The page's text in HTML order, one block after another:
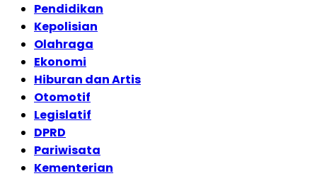
Pendidikan
Kepolisian
Olahraga
Ekonomi
Hiburan dan Artis
Otomotif
Legislatif
DPRD
Pariwisata
Kementerian